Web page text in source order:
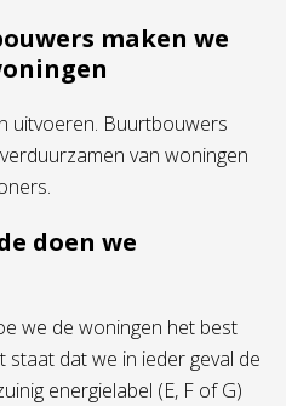
maken we
uitvoeren. Buurtbouwers
van woningen
doen we
we de woningen het best
staat dat we in ieder geval de
energielabel (E, F of G)